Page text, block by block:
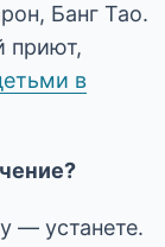
Банг Тао.
приют,
в
— устанете.